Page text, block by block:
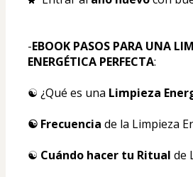
-EBOOK PASOS PARA UNA
ENERGÉTICA PERFECTA:
☯️ ¿Qué es una Limpieza
☯️ Frecuencia de la Limpieza
☯️ Cuándo hacer tu Ritual de